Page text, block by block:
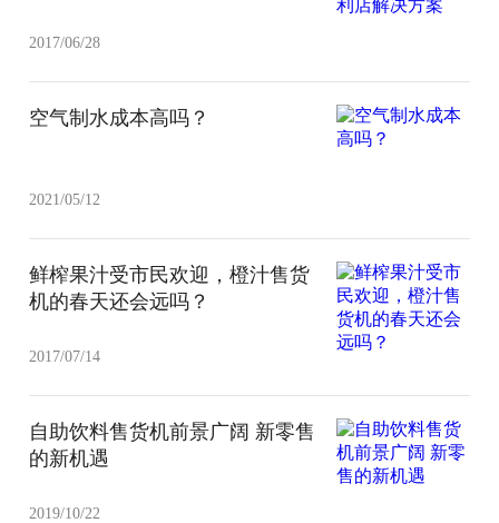
2017/06/28
空气制水成本高吗？
2021/05/12
鲜榨果汁受市民欢迎，橙汁售货
机的春天还会远吗？
2017/07/14
自助饮料售货机前景广阔 新零售
的新机遇
2019/10/22